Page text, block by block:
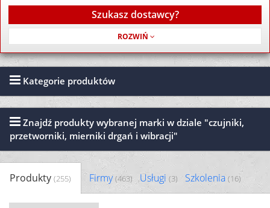
Produkty (255) Firmy(463) Usługi (3) Szkolenia (16)
Kategorie produktów
Znajdź produkty wybranej marki w dziale "czujniki,
przetworniki, mierniki drgań i wibracji"
Szukasz dostawcy?
Usługa jest bezpłatna